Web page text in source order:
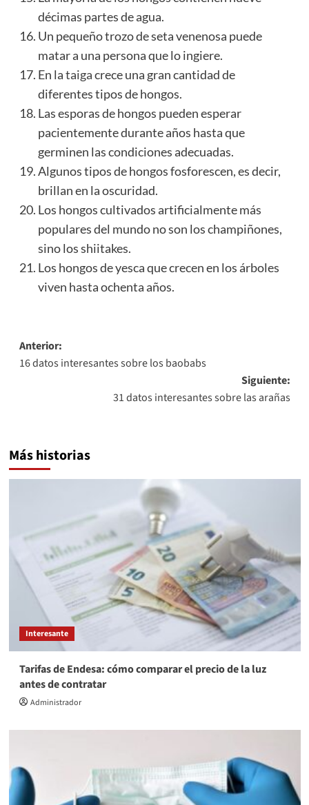
décimas partes de agua.
Un pequeño trozo de seta venenosa puede
matar a una persona que lo ingiere.
En lataigacrece una gran cantidad de
diferentes tipos de hongos.
Las esporas de hongos pueden esperar
pacientemente durante años hasta que
germinen las condiciones adecuadas.
Algunos tipos de hongos fosforescen, es decir,
brillan en la oscuridad.
Los hongos cultivados artificialmente más
populares del mundo no son los champiñones,
sino los shiitakes.
Los hongos de yesca que crecen en los árboles
viven hasta ochenta años.
Navegación
de
Anterior:
16 datos interesantes sobre los baobabs
Siguiente:
31 datos interesantes sobre las arañas
Más historias
Interesante
Tarifas de Endesa: cómo comparar el precio de la luz
antes de contratar
Administrador